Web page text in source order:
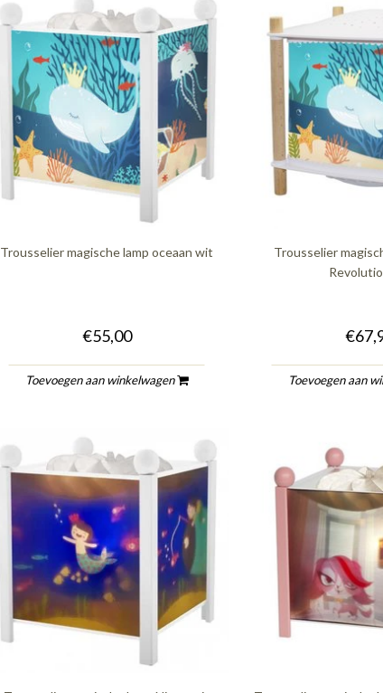
Trousselier magische lamp oceaan wit
€55,00
Toevoegen aan winkelwagen
Trousselier
Toevoegen aan